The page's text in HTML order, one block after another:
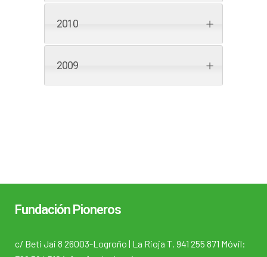
2010
2009
Fundación Pioneros
c/ Beti Jai 8 26003-Logroño | La Rioja T. 941 255 871 Móvil: